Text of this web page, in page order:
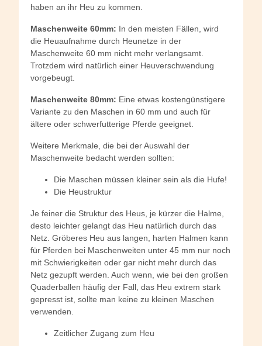
haben an ihr Heu zu kommen.
Maschenweite 60mm: In den meisten Fällen, wird
die Heuaufnahme durch Heunetze in der
Maschenweite 60 mm nicht mehr verlangsamt.
Trotzdem wird natürlich einer Heuverschwendung
vorgebeugt.
Maschenweite 80mm: Eine etwas kostengünstigere
Variante zu den Maschen in 60 mm und auch für
ältere oder schwerfutterige Pferde geeignet.
Weitere Merkmale, die bei der Auswahl der
Maschenweite bedacht werden sollten:
Die Maschen müssen kleiner sein als die Hufe!
Die Heustruktur
Je feiner die Struktur des Heus, je kürzer die Halme,
desto leichter gelangt das Heu natürlich durch das
Netz. Gröberes Heu aus langen, harten Halmen kann
für Pferden bei Maschenweiten unter 45 mm nur noch
mit Schwierigkeiten oder gar nicht mehr durch das
Netz gezupft werden. Auch wenn, wie bei den großen
Quaderballen häufig der Fall, das Heu extrem stark
gepresst ist, sollte man keine zu kleinen Maschen
verwenden.
Zeitlicher Zugang zum Heu